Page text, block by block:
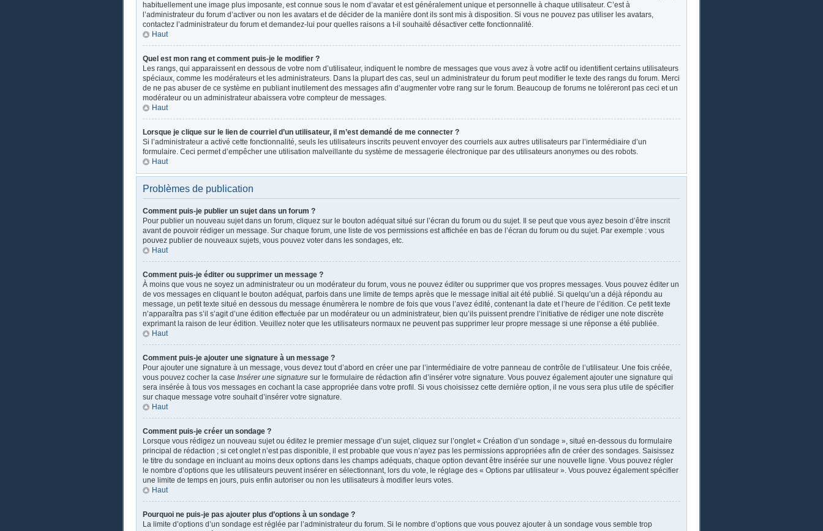
habituellement une image plus imposante, est connue sous le nom d’avatar et est généralement unique et personnelle à chaque utilisateur. C’est à
l’administrateur du forum d’activer ou non les avatars et de décider de la manière dont ils sont mis à disposition. Si vous ne pouvez pas utiliser les avatars,
contactez l’administrateur du forum et demandez-lui pour quelles raisons a t-il souhaité désactiver cette fonctionnalité.
Haut
Quel est mon rang et comment puis-je le modifier ?
Les rangs, qui apparaissent en dessous de votre nom d’utilisateur, indiquent le nombre de messages que vous avez à votre actif ou identifient certains utilisateurs
spéciaux, comme les modérateurs et les administrateurs. Dans la plupart des cas, seul un administrateur du forum peut modifier le texte des rangs du forum. Merci
de ne pas abuser de ce système en publiant inutilement des messages afin d’augmenter votre rang sur le forum. Beaucoup de forums ne toléreront pas ceci et un
modérateur ou un administrateur abaissera votre compteur de messages.
Haut
Lorsque je clique sur le lien de courriel d’un utilisateur, il m’est demandé de me connecter ?
Si l’administrateur a activé cette fonctionnalité, seuls les utilisateurs inscrits peuvent envoyer des courriels aux autres utilisateurs par l’intermédiaire d’un
formulaire. Ceci permet d’empêcher une utilisation malveillante du système de messagerie électronique par des utilisateurs anonymes ou des robots.
Haut
Problèmes de publication
Comment puis-je publier un sujet dans un forum ?
Pour publier un nouveau sujet dans un forum, cliquez sur le bouton adéquat situé sur l’écran du forum ou du sujet. Il se peut que vous ayez besoin d’être inscrit
avant de pouvoir rédiger un message. Sur chaque forum, une liste de vos permissions est affichée en bas de l’écran du forum ou du sujet. Par exemple : vous
pouvez publier de nouveaux sujets, vous pouvez voter dans les sondages, etc.
Haut
Comment puis-je éditer ou supprimer un message ?
À moins que vous ne soyez un administrateur ou un modérateur du forum, vous ne pouvez éditer ou supprimer que vos propres messages. Vous pouvez éditer un
de vos messages en cliquant le bouton adéquat, parfois dans une limite de temps après que le message initial ait été publié. Si quelqu’un a déjà répondu au
message, un petit texte situé en dessous du message énumèrera le nombre de fois que vous l’avez édité, contenant la date et l’heure de l’édition. Ce petit texte
n’apparaîtra pas s’il s’agit d’une édition effectuée par un modérateur ou un administrateur, bien qu’ils puissent prendre l’initiative de rédiger une note discrète
exprimant la raison de leur édition. Veuillez noter que les utilisateurs normaux ne peuvent pas supprimer leur propre message si une réponse a été publiée.
Haut
Comment puis-je ajouter une signature à un message ?
Pour ajouter une signature à un message, vous devez tout d’abord en créer une par l’intermédiaire de votre panneau de contrôle de l’utilisateur. Une fois créée,
vous pouvez cocher la case Insérer une signature sur le formulaire de rédaction afin d’insérer votre signature. Vous pouvez également ajouter une signature qui
sera insérée à tous vos messages en cochant la case appropriée dans votre profil. Si vous choisissez cette dernière option, il ne vous sera plus utile de spécifier
sur chaque message votre souhait d’insérer votre signature.
Haut
Comment puis-je créer un sondage ?
Lorsque vous rédigez un nouveau sujet ou éditez le premier message d’un sujet, cliquez sur l’onglet « Création d’un sondage », situé en-dessous du formulaire
principal de rédaction ; si cet onglet n’est pas disponible, il est probable que vous n’ayez pas les permissions appropriées afin de créer des sondages. Saisissez
le titre du sondage en incluant au moins deux options dans les champs adéquats, chaque option devant être insérée sur une nouvelle ligne. Vous pouvez régler
le nombre d’options que les utilisateurs peuvent insérer en sélectionnant, lors du vote, le réglage des « Options par utilisateur ». Vous pouvez également spécifier
une limite de temps en jours, puis enfin autoriser ou non les utilisateurs à modifier leurs votes.
Haut
Pourquoi ne puis-je pas ajouter plus d’options à un sondage ?
La limite d’options d’un sondage est réglée par l’administrateur du forum. Si le nombre d’options que vous pouvez ajouter à un sondage vous semble trop